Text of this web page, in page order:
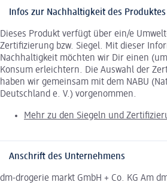
Infos zur Nachhaltigkeit des Produktes
Dieses Produkt verfügt über ein/e
Zertifizierung bzw. Siegel. Mit dieser
Nachhaltigkeit möchten wir Dir einen
Konsum erleichtern. Die Auswahl der
haben wir gemeinsam mit dem NABU
Deutschland e. V.) vorgenommen.
Mehr zu den Siegeln und
Anschrift des Unternehmens
dm-drogerie markt GmbH + Co. KG Am